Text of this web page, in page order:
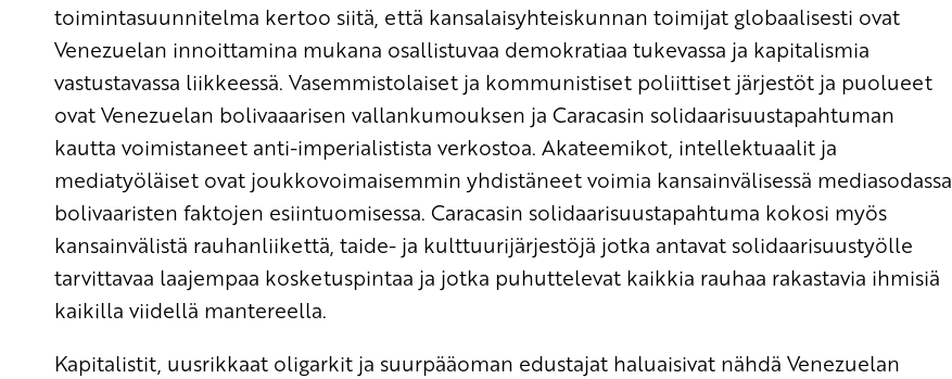
toimintasuunnitelma kertoo siitä, että kansalaisyhteiskunnan toimijat globaalisesti ovat
Venezuelan innoittamina mukana osallistuvaa demokratiaa tukevassa ja kapitalismia
vastustavassa liikkeessä. Vasemmistolaiset ja kommunistiset poliittiset järjestöt ja puolueet
ovat Venezuelan bolivaaarisen vallankumouksen ja Caracasin solidaarisuustapahtuman
kautta voimistaneet anti-imperialistista verkostoa. Akateemikot, intellektuaalit ja
mediatyöläiset ovat joukkovoimaisemmin yhdistäneet voimia kansainvälisessä mediasodassa
bolivaaristen faktojen esiintuomisessa. Caracasin solidaarisuustapahtuma kokosi myös
kansainvälistä rauhanliikettä, taide- ja kulttuurijärjestöjä jotka antavat solidaarisuustyölle
tarvittavaa laajempaa kosketuspintaa ja jotka puhuttelevat kaikkia rauhaa rakastavia ihmisiä
kaikilla viidellä mantereella.
Kapitalistit, uusrikkaat oligarkit ja suurpääoman edustajat haluaisivat nähdä Venezuelan